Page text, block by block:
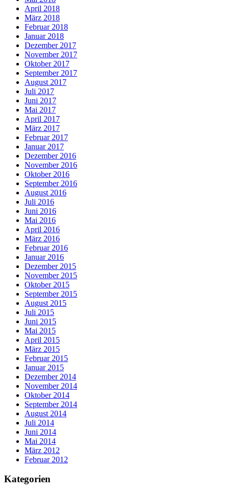
April 2018
März 2018
Februar 2018
Januar 2018
Dezember 2017
November 2017
Oktober 2017
September 2017
August 2017
Juli 2017
Juni 2017
Mai 2017
April 2017
März 2017
Februar 2017
Januar 2017
Dezember 2016
November 2016
Oktober 2016
September 2016
August 2016
Juli 2016
Juni 2016
Mai 2016
April 2016
März 2016
Februar 2016
Januar 2016
Dezember 2015
November 2015
Oktober 2015
September 2015
August 2015
Juli 2015
Juni 2015
Mai 2015
April 2015
März 2015
Februar 2015
Januar 2015
Dezember 2014
November 2014
Oktober 2014
September 2014
August 2014
Juli 2014
Juni 2014
Mai 2014
März 2012
Februar 2012
Kategorien